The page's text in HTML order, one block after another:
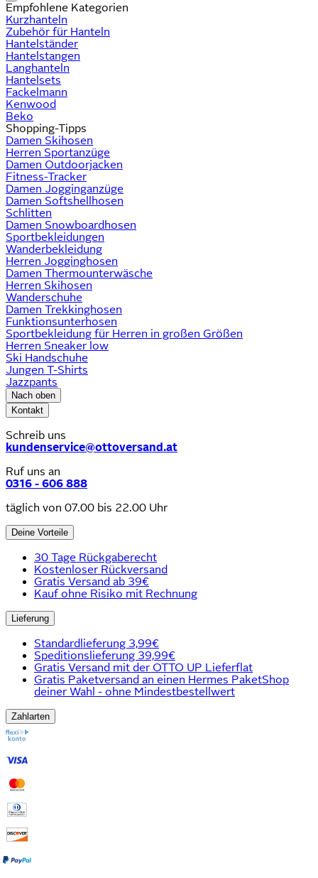
Empfohlene Kategorien
Kurzhanteln
Zubehör für Hanteln
Hantelständer
Hantelstangen
Langhanteln
Hantelsets
Fackelmann
Kenwood
Beko
Shopping-Tipps
Damen Skihosen
Herren Sportanzüge
Damen Outdoorjacken
Fitness-Tracker
Damen Jogginganzüge
Damen Softshellhosen
Schlitten
Damen Snowboardhosen
Sportbekleidungen
Wanderbekleidung
Herren Jogginghosen
Damen Thermounterwäsche
Herren Skihosen
Wanderschuhe
Damen Trekkinghosen
Funktionsunterhosen
Sportbekleidung für Herren in großen Größen
Herren Sneaker low
Ski Handschuhe
Jungen T-Shirts
Jazzpants
Nach oben
Kontakt
Schreib uns
kundenservice@ottoversand.at
Ruf uns an
0316 - 606 888
täglich von 07.00 bis 22.00 Uhr
Deine Vorteile
30 Tage Rückgaberecht
Kostenloser Rückversand
Gratis Versand ab 39€
Kauf ohne Risiko mit Rechnung
Lieferung
Standardlieferung 3,99€
Speditionslieferung 39,99€
Gratis Versand mit der OTTO UP Lieferflat
Gratis Paketversand an einen Hermes PaketShop
deiner Wahl - ohne Mindestbestellwert
Zahlarten